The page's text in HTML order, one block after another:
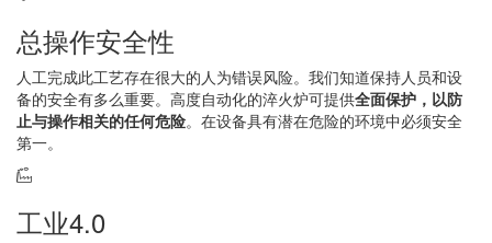
总操作安全性
人工完成此工艺存在很大的人为错误风险。我们知道保持人员和设
备的安全有多么重要。高度自动化的淬火炉可提供全面保护，以防
止与操作相关的任何危险。在设备具有潜在危险的环境中必须安全
第一。
工业4.0